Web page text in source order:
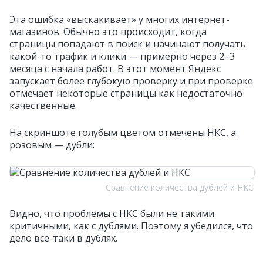
Эта ошибка «выскакивает» у многих интернет-
магазинов. Обычно это происходит, когда
страницы попадают в поиск и начинают получать
какой-то трафик и клики — примерно через 2–3
месяца с начала работ. В этот момент Яндекс
запускает более глубокую проверку и при проверке
отмечает некоторые страницы как недостаточно
качественные.
На скриншоте голубым цветом отмечены НКС, а
розовым — дубли:
Сравнение количества дублей и НКС
Видно, что проблемы с НКС были не такими
критичными, как с дублями. Поэтому я убедился, что
дело всё-таки в дублях.